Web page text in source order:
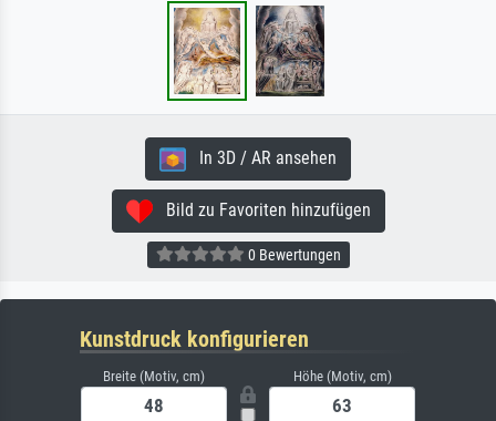
In 3D / AR ansehen
Bild zu Favoriten hinzufügen
0 Bewertungen
Kunstdruck konfigurieren
Breite (Motiv, cm) Höhe (Motiv, cm)